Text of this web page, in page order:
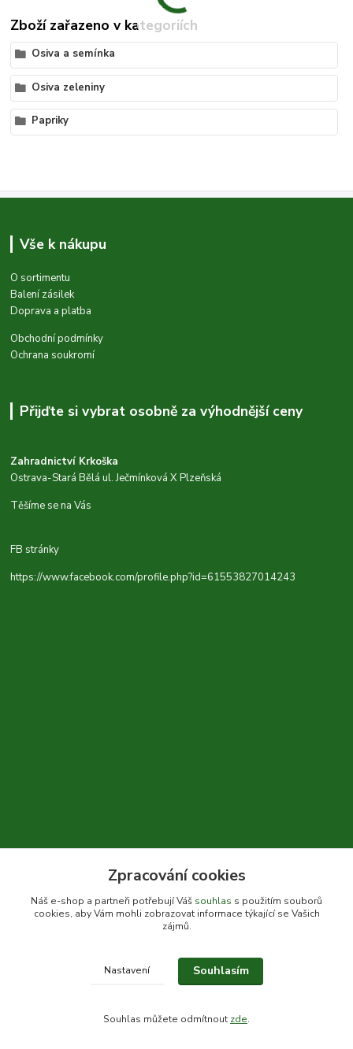
Zboží zařazeno v kategoriích
Osiva a semínka
Osiva zeleniny
Papriky
Vše k nákupu
O sortimentu
Balení zásilek
Doprava a platba
Obchodní podmínky
Ochrana soukromí
Přijďte si vybrat osobně za výhodnější ceny
Zahradnictví Krkoška
Ostrava-Stará Bělá ul. Ječmínková X Plzeňská
Těšíme se na Vás
FB stránky
https://www.facebook.com/profile.php?id=61553827014243
+420 604 310 066
© Bylinky Krkoška 2020-2026
Zpracování cookies
Náš e-shop a partneři potřebují Váš souhlas s použitím souborů
cookies, aby Vám mohli zobrazovat informace týkající se Vašich
zájmů.
Nastavení Souhlasím
Souhlas můžete odmítnout zde.